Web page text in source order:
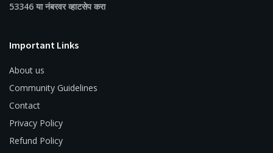
53346 या नंबरवर व्हाटसेप करा
Important Links
About us
Community Guidelines
Contact
Privacy Policy
Refund Policy